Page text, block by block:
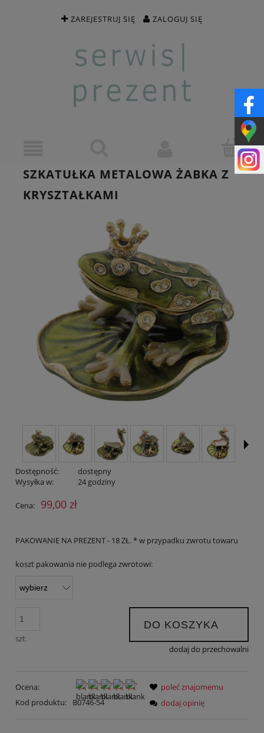
ZAREJESTRUJ SIĘ ZALOGUJ SIĘ
SZKATUŁKA METALOWA ŻABKA Z
KRYSZTAŁKAMI
Dostępność:
dostępny
Wysyłka w:
24 godziny
Cena: 99,00 zł
PAKOWANIE NA PREZENT - 18 ZŁ. * w przypadku zwrotu towaru
koszt pakowania nie podlega zwrotowi:
szt.
DO KOSZYKA
dodaj do przechowalni
Ocena:
Kod produktu:
B0746-54
poleć znajomemu
dodaj opinię